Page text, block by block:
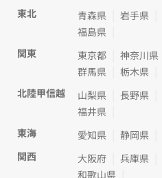
東北
青森県 岩手県
福島県
関東
東京都 神奈川県
群馬県
栃木県
北陸甲信越
山梨県 長野県
福井県
東海
愛知県 静岡県
関西
大阪府 兵庫県
和歌山県